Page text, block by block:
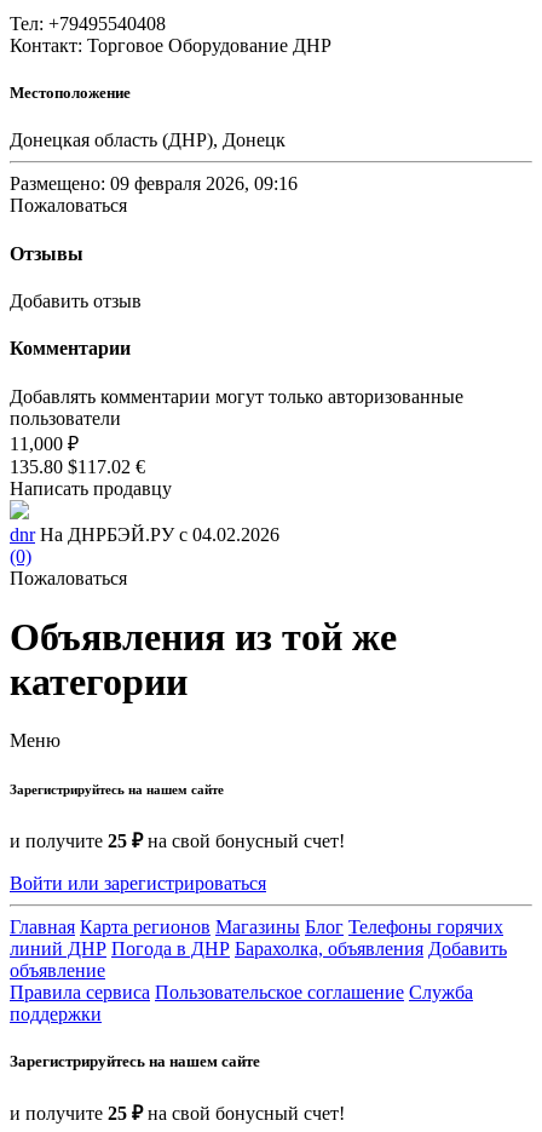
Тел: +79495540408
Контакт: Торговое Оборудование ДНР
Местоположение
Донецкая область (ДНР), Донецк
Размещено: 09 февраля 2026, 09:16
Пожаловаться
Отзывы
Добавить отзыв
Комментарии
Добавлять комментарии могут только авторизованные
пользователи
11,000 ₽
135.80 $117.02 €
Написать продавцу
dnr На ДНРБЭЙ.РУ с 04.02.2026
(0)
Пожаловаться
Объявления из той же
категории
Меню
Зарегистрируйтесь на нашем сайте
и получите 25 ₽на свой бонусный счет!
Войти или зарегистрироваться
Главная Карта регионов Магазины Блог Телефоны горячих
линий ДНР Погода в ДНР Барахолка, объявления Добавить
объявление
Правила сервиса Пользовательское соглашение Служба
поддержки
Зарегистрируйтесь на нашем сайте
и получите 25 ₽на свой бонусный счет!